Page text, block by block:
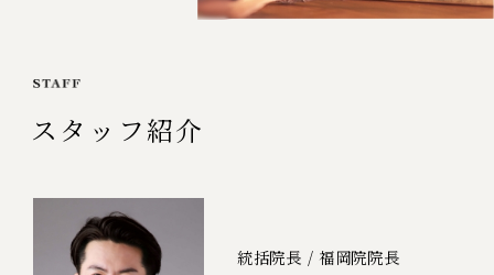
スタッフ紹介
統括院長 / 福岡院院長